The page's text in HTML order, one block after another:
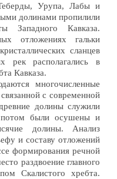
Урупа, Лабы и
долинами пропилили
Западного Кавказа.
отложениях гальки
сланцев
рек располагались в
Кавказа.
многочисленные
с современной
долины служили
были осушены и
долины. Анализ
и составу отложений
формирования речной
раздвоение главного
Скалистого хребта.